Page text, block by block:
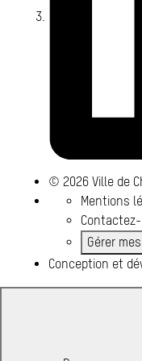
© 2026 Ville de
Mentions
Gérer
Conception et